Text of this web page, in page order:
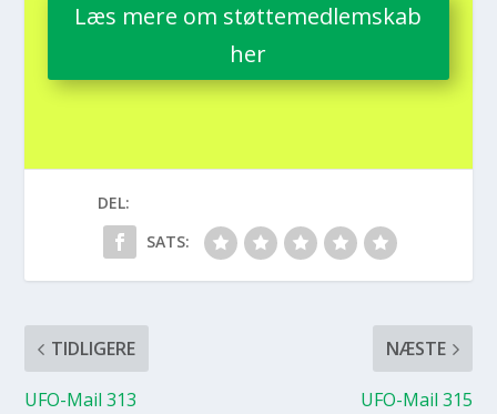
Læs mere om støt­te­med­lem­skab
her
DEL:
SATS:
TIDLIGERE
UFO-Mail 313
NÆSTE
UFO-Mail 315